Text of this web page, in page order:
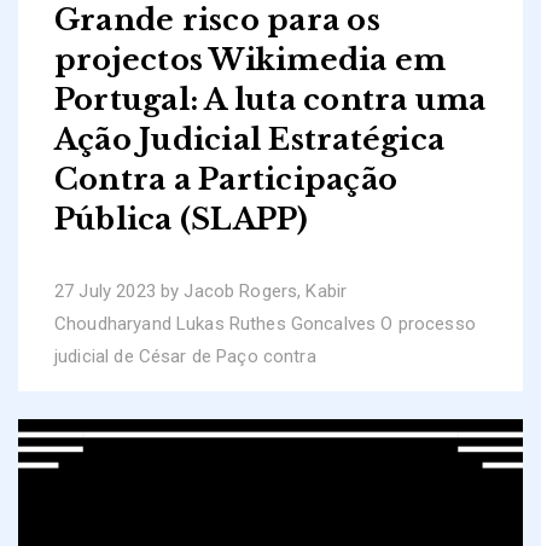
Grande risco para os
projectos Wikimedia em
Portugal: A luta contra uma
Ação Judicial Estratégica
Contra a Participação
Pública (SLAPP)
27 July 2023 by Jacob Rogers, Kabir
Choudharyand Lukas Ruthes Goncalves O processo
judicial de César de Paço contra